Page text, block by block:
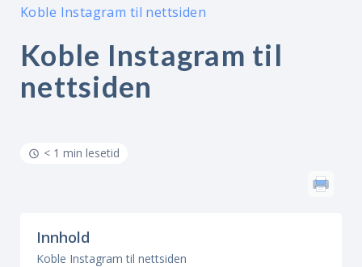
Koble Instagram til nettsiden
Koble Instagram til
nettsiden
< 1 min lesetid
Innhold
Koble Instagram til nettsiden